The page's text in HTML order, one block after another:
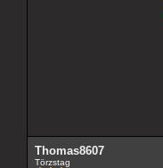
Thomas8607
Törzstag